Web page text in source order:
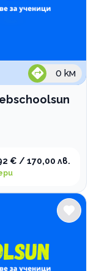
0 км
€ / 170,00 лв.
Пловдив